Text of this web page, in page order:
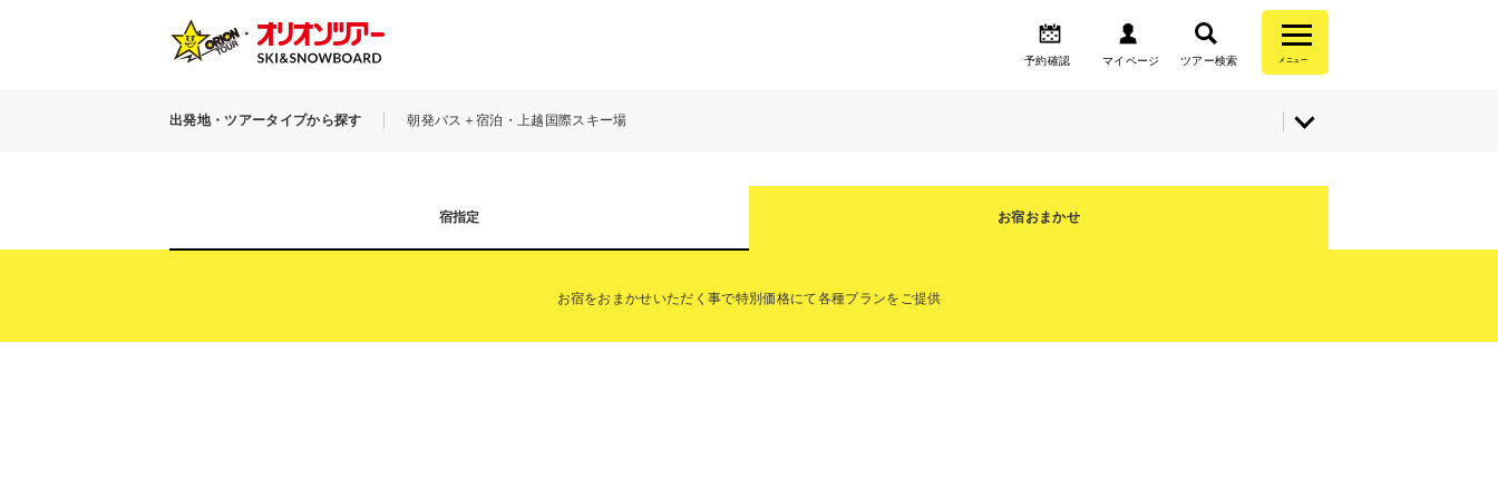
予約確認 マイページ ツアー検索 メニュー
出発地・ツアータイプから探す 朝発バス＋宿泊・上越国際スキー場
宿指定 お宿おまかせ
お宿をおまかせいただく事で特別価格にて各種プランをご提供